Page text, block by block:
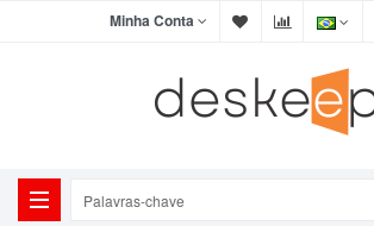
Minha Conta